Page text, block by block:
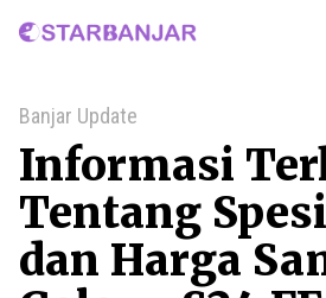
Home
Banjar Update
Informasi
Tentang
dan Harga